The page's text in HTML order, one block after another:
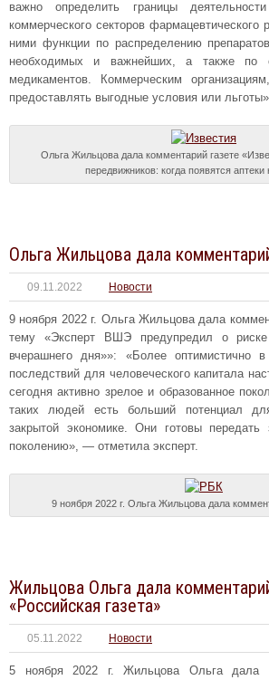
важно определить границы
коммерческого секторов
ними функции по распределению
необходимых и важнейших, а также по
медикаментов. Коммерческим
предоставлять выгодные условия или льготы».
Ольга Жильцова дала комментарий газете
передвижников: когда появятся аптеки
Ольга Жильцова дала
09.11.2022 Новости
9 ноября 2022 г. Ольга Жильцова дала
тему «Эксперт ВШЭ предупредил о
вчерашнего дня»»: «Более оптимистично в
последствий для человеческого капитала
сегодня активно зрелое и образованное
таких людей есть больший потенциал
закрытой экономике. Они готовы
поколению», — отметила эксперт.
9 ноября 2022 г. Ольга Жильцова дала
Жильцова Ольга дала
«Российская газета»
05.11.2022 Новости
5 ноября 2022 г. Жильцова Ольга дала